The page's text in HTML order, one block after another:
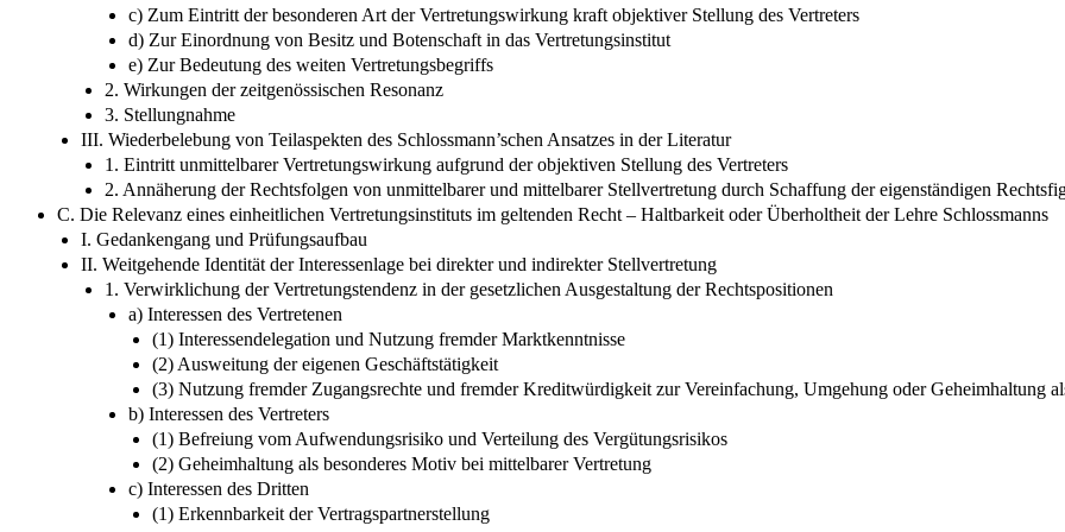
c) Zum Eintritt der besonderen Art der Vertretungswirkung kraft objektiver Stellung des Vertreters
d) Zur Einordnung von Besitz und Botenschaft in das Vertretungsinstitut
e) Zur Bedeutung des weiten Vertretungsbegriffs
2. Wirkungen der zeitgenössischen Resonanz
3. Stellungnahme
III. Wiederbelebung von Teilaspekten des Schlossmann’schen Ansatzes in der Literatur
1. Eintritt unmittelbarer Vertretungswirkung aufgrund der objektiven Stellung des Vertreters
2. Annäherung der Rechtsfolgen von unmittelbarer und mittelbarer Stellvertretung durch Schaffung der eigenständigen
C. Die Relevanz eines einheitlichen Vertretungsinstituts im geltenden Recht – Haltbarkeit oder Überholtheit der Lehre Schlossmanns
I. Gedankengang und Prüfungsaufbau
II. Weitgehende Identität der Interessenlage bei direkter und indirekter Stellvertretung
1. Verwirklichung der Vertretungstendenz in der gesetzlichen Ausgestaltung der Rechtspositionen
a) Interessen des Vertretenen
(1) Interessendelegation und Nutzung fremder Marktkenntnisse
(2) Ausweitung der eigenen Geschäftstätigkeit
(3) Nutzung fremder Zugangsrechte und fremder Kreditwürdigkeit zur Vereinfachung, Umgehung oder Geheimhaltung
b) Interessen des Vertreters
(1) Befreiung vom Aufwendungsrisiko und Verteilung des Vergütungsrisikos
(2) Geheimhaltung als besonderes Motiv bei mittelbarer Vertretung
c) Interessen des Dritten
(1) Erkennbarkeit der Vertragspartnerstellung